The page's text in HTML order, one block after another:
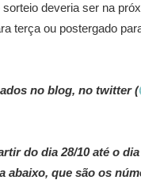
deveria ser na
terça ou postergado
no blog, no twitter (
do dia 28/10 até o
abaixo, que são os